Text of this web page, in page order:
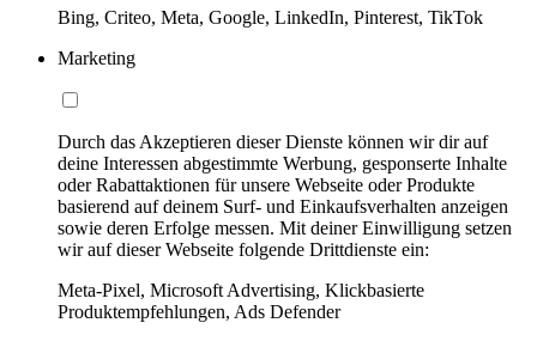
Bing, Criteo, Meta, Google, LinkedIn, Pinterest, TikTok
Marketing
Durch das Akzeptieren dieser Dienste können wir dir auf
deine Interessen abgestimmte Werbung, gesponserte Inhalte
oder Rabattaktionen für unsere Webseite oder Produkte
basierend auf deinem Surf- und Einkaufsverhalten anzeigen
sowie deren Erfolge messen. Mit deiner Einwilligung setzen
wir auf dieser Webseite folgende Drittdienste ein:
Meta-Pixel, Microsoft Advertising, Klickbasierte
Produktempfehlungen, Ads Defender